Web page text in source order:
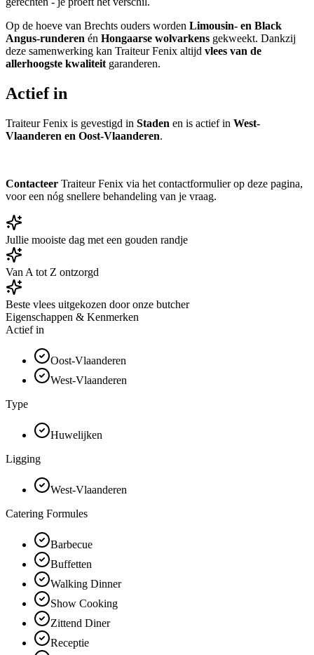
Op de hoeve van Brechts ouders worden Limousin- en Black
Angus-runderen én Hongaarse wolvarkens gekweekt. Dankzij
deze samenwerking kan Traiteur Fenix altijd vlees van de
allerhoogste kwaliteit garanderen.
Actief in
Traiteur Fenix is gevestigd in Staden en is actief in West-
Vlaanderen en Oost-Vlaanderen.
Contacteer Traiteur Fenix via het contactformulier op deze pagina,
voor een nóg snellere behandeling van je vraag.
Jullie mooiste dag met een gouden randje
Van A tot Z ontzorgd
Beste vlees uitgekozen door onze butcher
Eigenschappen & Kenmerken
Actief in
Oost-Vlaanderen
West-Vlaanderen
Type
Huwelijken
Ligging
West-Vlaanderen
Catering Formules
Barbecue
Buffetten
Walking Dinner
Show Cooking
Zittend Diner
Receptie